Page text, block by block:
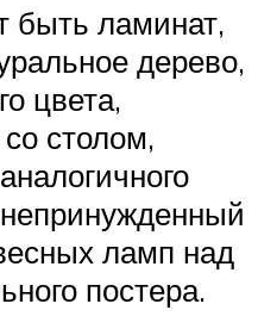
быть ламинат,
дерево,
цвета,
столом,
ламп над
постера.